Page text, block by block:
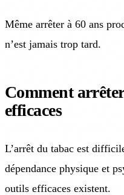
Même arrêter à 60 ans
n’est jamais trop tard.
Comment
efficaces
L’arrêt du tabac est
dépendance physique et
outils efficaces existent.